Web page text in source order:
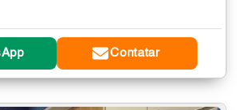
Contatar